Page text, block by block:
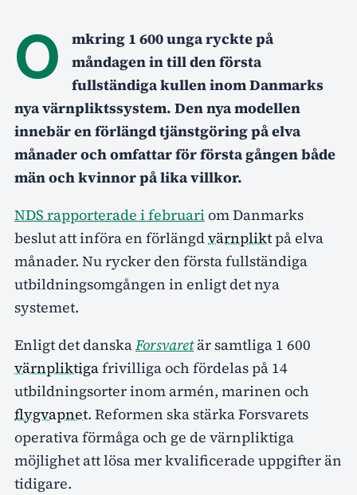
O
mkring 1 600 unga ryckte på
måndagen in till den första
fullständiga kullen inom Danmarks
nya värnpliktssystem. Den nya modellen
innebär en förlängd tjänstgöring på elva
månader och omfattar för första gången både
män och kvinnor på lika villkor.
NDS rapporterade i februariom Danmarks
beslut att införa en förlängdvärnpliktpå elva
månader. Nu rycker den första fullständiga
utbildningsomgången in enligt det nya
systemet.
Enligt det danskaForsvaretär samtliga 1 600
värnpliktigafrivilliga och fördelas på 14
utbildningsorter inom armén, marinen och
flygvapnet. Reformen ska stärka Forsvarets
operativa förmåga och ge de värnpliktiga
möjlighet att lösa mer kvalificerade uppgifter än
tidigare.